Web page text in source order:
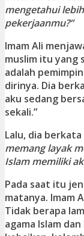
mengetahui
pekerjaanmu?”
Imam Ali
muslim itu yang
adalah
dirinya. Dia
aku sedang
sekali.”
Lalu, dia
memang layak
Islam memiliki
Pada saat itu
matanya. Imam
Tidak berapa
agama Islam